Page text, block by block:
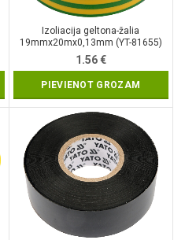
Izoliacija geltona-žalia
19mmx20mx0,13mm (YT-81655)
1.56€
PIEVIENOT GROZAM